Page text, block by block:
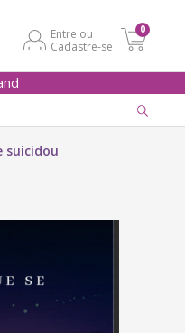
Entre ou
Cadastre-se
0
suicidou